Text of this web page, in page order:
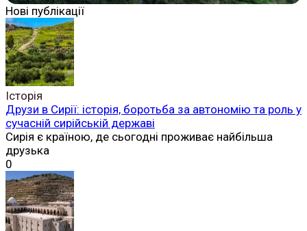
Нові публікації
Історія
Друзи в Сирії: історія, боротьба за автономію та роль у
сучасній сирійській державі
Сирія є країною, де сьогодні проживає найбільша
друзька
0